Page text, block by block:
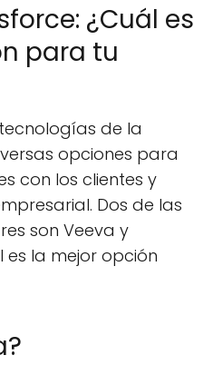
¿Cuál es
para tu
de la
opciones para
con los clientes y
Dos de las
son Veeva y
es la mejor opción